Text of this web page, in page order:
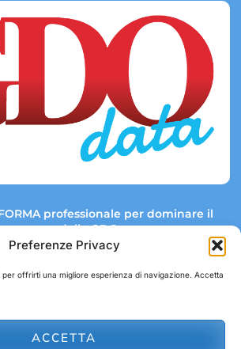
Preferenze Privacy
per offrirti una migliore esperienza di navigazione. Accetta
ACCETTA
professionale per dominare il
mercato della GDO.
abbonamenti@gdodata.it